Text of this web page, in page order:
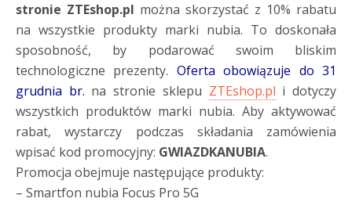
stronie ZTEshop.pl można skorzystać z 10% rabatu
na wszystkie produkty marki nubia. To doskonała
sposobność, by podarować swoim bliskim
technologiczne prezenty. Oferta obowiązuje do 31
grudnia br. na stronie sklepu ZTEshop.pl i dotyczy
wszystkich produktów marki nubia. Aby aktywować
rabat, wystarczy podczas składania zamówienia
wpisać kod promocyjny: GWIAZDKANUBIA.
Promocja obejmuje następujące produkty:
– Smartfon nubia Focus Pro 5G